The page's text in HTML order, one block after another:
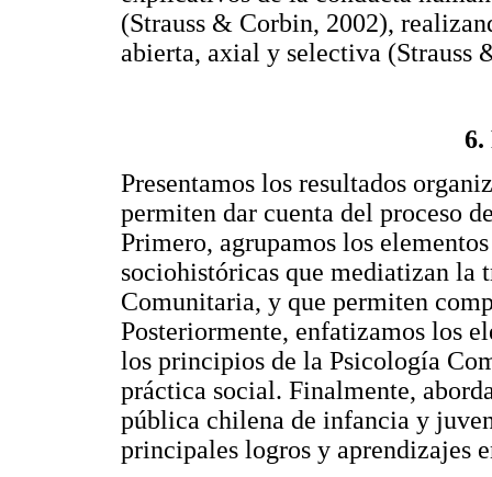
(Strauss & Corbin, 2002),
abierta, axial y selectiva (Strauss
6.
Presentamos los resultados
permiten dar cuenta del proceso
Primero, agrupamos los
sociohistóricas que mediatizan la
Comunitaria, y que permiten
Posteriormente, enfatizamos los
los principios de la Psicología
práctica social. Finalmente,
pública chilena de infancia y
principales logros y aprendizajes